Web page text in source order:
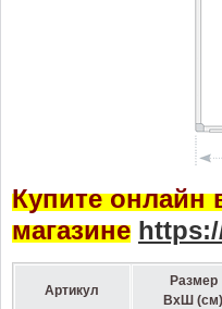
Купите онлайн
магазине https
Артикул
Размер
ВхШ (см)